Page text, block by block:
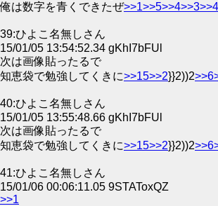
俺は数字を青くできたぜ>>1>>5>>4>>3>>4
39:ひよこ名無しさん
15/01/05 13:54:52.34 gKhI7bFUl
次は画像貼ったるで
知恵袋で勉強してくきに>>15>>2}}2))2>>6
40:ひよこ名無しさん
15/01/05 13:55:48.66 gKhI7bFUl
次は画像貼ったるで
知恵袋で勉強してくきに>>15>>2}}2))2>>6
41:ひよこ名無しさん
15/01/06 00:06:11.05 9STAToxQZ
>>1